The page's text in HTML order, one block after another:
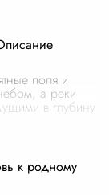
поля и
а реки
в глубину
к родному